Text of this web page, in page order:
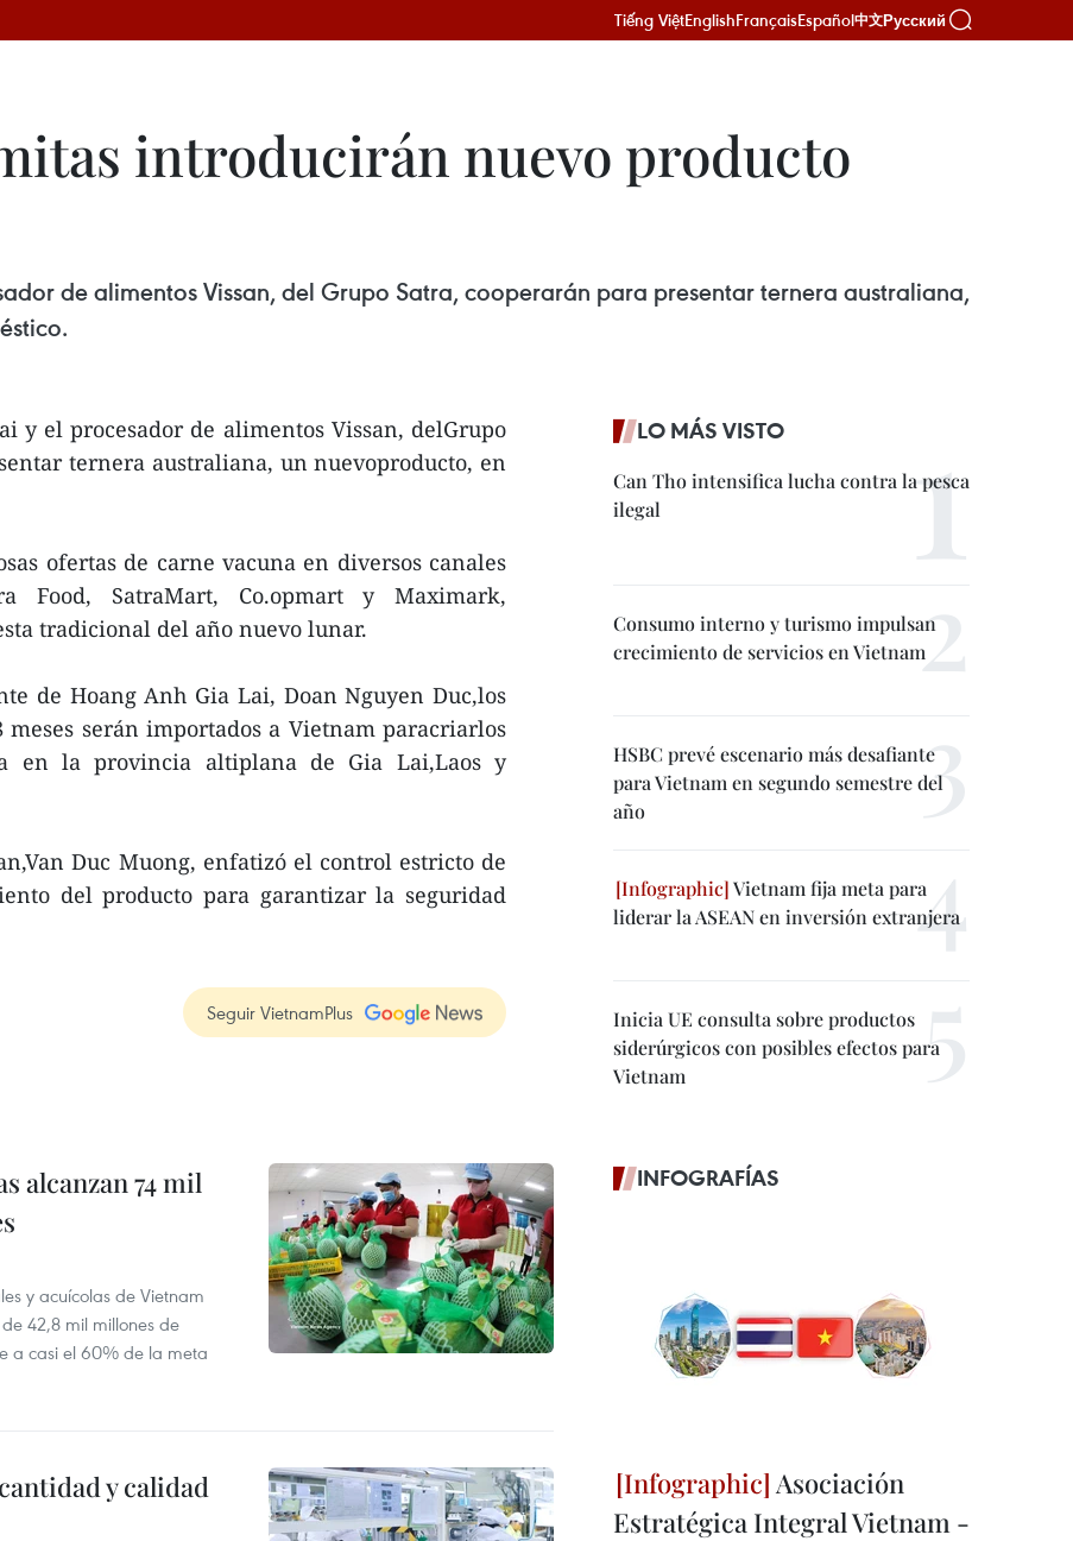
Tiếng ViệtEnglishFrançaisEspañol中文Русский
introducirán nuevo producto
de alimentos Vissan, del Grupo Satra, cooperarán para presentar ternera australiana,
y el procesador de alimentos Vissan, delGrupo
ternera australiana, un nuevoproducto, en
ofertas de carne vacuna en diversos canales
Food, SatraMart, Co.opmart y Maximark,
tradicional del año nuevo lunar.
de Hoang Anh Gia Lai, Doan Nguyen Duc,los
serán importados a Vietnam paracriarlos
en la provincia altiplana de Gia Lai,Laos y
Duc Muong, enfatizó el control estricto de
del producto para garantizar la seguridad
Seguir VietnamPlus
alcanzan 74 mil
y acuícolas de Vietnam
42,8 mil millones de
a casi el 60% de la meta
y calidad
LO MÁS VISTO
Can Tho intensifica lucha contra la pesca
ilegal
Consumo interno y turismo impulsan
crecimiento de servicios en Vietnam
HSBC prevé escenario más desafiante
para Vietnam en segundo semestre del
año
Vietnam fija meta para
liderar la ASEAN en inversión extranjera
Inicia UE consulta sobre productos
siderúrgicos con posibles efectos para
Vietnam
INFOGRAFÍAS
Asociación
Estratégica Integral Vietnam -